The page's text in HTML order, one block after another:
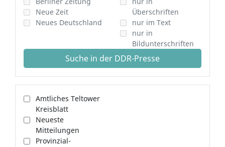
Neue Zeit
Neues Deutschland
Überschriften
nur im Text
nur in
Bildunterschriften
Suche in der DDR-Presse
Amtliches Teltower
Kreisblatt
Neueste
Mitteilungen
Provinzial-